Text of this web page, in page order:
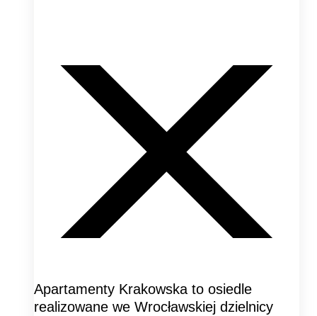
Apartamenty Krakowska to osiedle
realizowane we Wrocławskiej dzielnicy